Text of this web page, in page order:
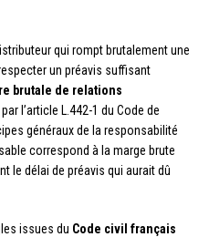
qui rompt brutalement une
un préavis suffisant
brutale de relations
l’article L.442-1 du Code de
généraux de la responsabilité
correspond à la marge brute
le délai de préavis qui aurait dû
issues du Code civil français